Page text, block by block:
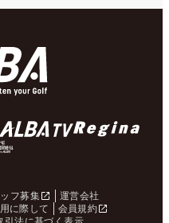
フ募集
運営会社
に際して
会員規約